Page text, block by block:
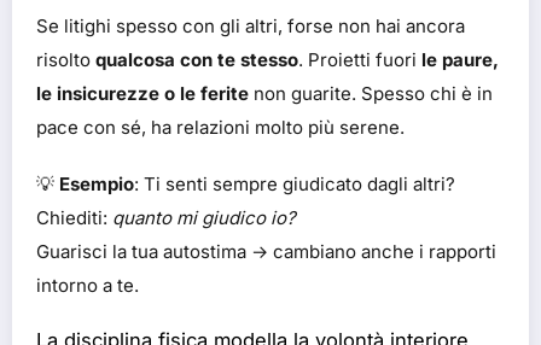
Se litighi spesso con gli altri, forse non hai ancora
risolto qualcosa con te stesso. Proietti fuori le paure,
le insicurezze o le ferite non guarite. Spesso chi è in
pace con sé, ha relazioni molto più serene.
💡 Esempio: Ti senti sempre giudicato dagli altri?
Chiediti: quanto mi giudico io?
Guarisci la tua autostima → cambiano anche i rapporti
intorno a te.